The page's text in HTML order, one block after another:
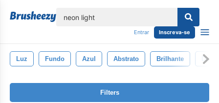
Entrar Inscreva-se
Luz Fundo Azul Abstrato Brilhante
Filters